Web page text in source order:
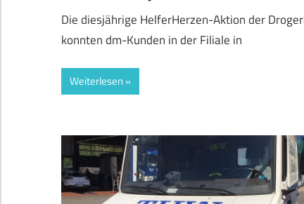
Die diesjährige HelferHerzen-Aktion der
konnten dm-Kunden in der Filiale in
Weiterlesen